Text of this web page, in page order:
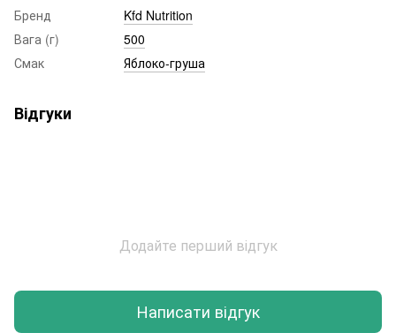
Бренд
Kfd Nutrition
Вага (г)
500
Смак
Яблоко-груша
Відгуки
Додайте перший відгук
Написати відгук